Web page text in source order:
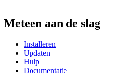
Meteen aan de slag
Installeren
Updaten
Hulp
Documentatie